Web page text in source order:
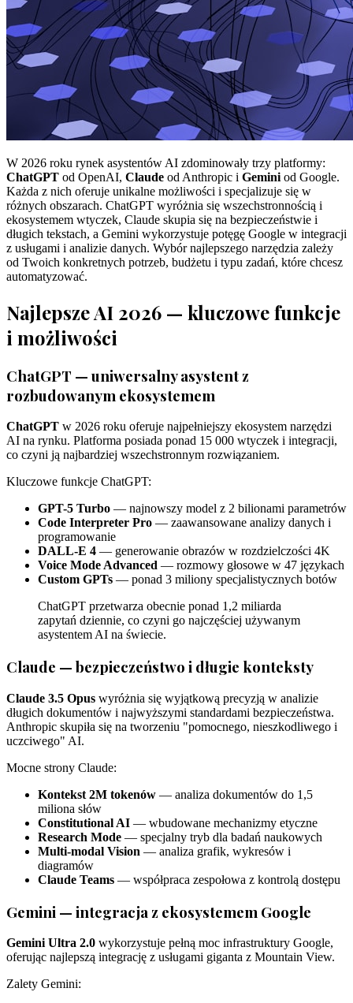
W 2026 roku rynek asystentów AI zdominowały trzy platformy:
ChatGPT od OpenAI, Claude od Anthropic i Gemini od Google.
Każda z nich oferuje unikalne możliwości i specjalizuje się w
różnych obszarach. ChatGPT wyróżnia się wszechstronnością i
ekosystemem wtyczek, Claude skupia się na bezpieczeństwie i
długich tekstach, a Gemini wykorzystuje potęgę Google w integracji
z usługami i analizie danych. Wybór najlepszego narzędzia zależy
od Twoich konkretnych potrzeb, budżetu i typu zadań, które chcesz
automatyzować.
Najlepsze AI 2026 — kluczowe funkcje
i możliwości
ChatGPT — uniwersalny asystent z
rozbudowanym ekosystemem
ChatGPT w 2026 roku oferuje najpełniejszy ekosystem narzędzi
AI na rynku. Platforma posiada ponad 15 000 wtyczek i integracji,
co czyni ją najbardziej wszechstronnym rozwiązaniem.
Kluczowe funkcje ChatGPT:
GPT-5 Turbo — najnowszy model z 2 bilionami parametrów
Code Interpreter Pro — zaawansowane analizy danych i
programowanie
DALL-E 4 — generowanie obrazów w rozdzielczości 4K
Voice Mode Advanced — rozmowy głosowe w 47 językach
Custom GPTs — ponad 3 miliony specjalistycznych botów
ChatGPT przetwarza obecnie ponad 1,2 miliarda
zapytań dziennie, co czyni go najczęściej używanym
asystentem AI na świecie.
Claude — bezpieczeństwo i długie konteksty
Claude 3.5 Opus wyróżnia się wyjątkową precyzją w analizie
długich dokumentów i najwyższymi standardami bezpieczeństwa.
Anthropic skupiła się na tworzeniu "pomocnego, nieszkodliwego i
uczciwego" AI.
Mocne strony Claude:
Kontekst 2M tokenów — analiza dokumentów do 1,5
miliona słów
Constitutional AI — wbudowane mechanizmy etyczne
Research Mode — specjalny tryb dla badań naukowych
Multi-modal Vision — analiza grafik, wykresów i
diagramów
Claude Teams — współpraca zespołowa z kontrolą dostępu
Gemini — integracja z ekosystemem Google
Gemini Ultra 2.0 wykorzystuje pełną moc infrastruktury Google,
oferując najlepszą integrację z usługami giganta z Mountain View.
Zalety Gemini: